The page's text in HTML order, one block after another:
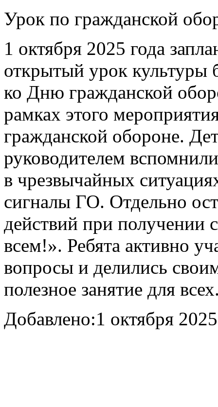
Урок по гражданской
1 октября 2025 года
открытый урок культуры
ко Дню гражданской
рамках этого
гражданской обороне.
руководителем
в чрезвычайных
сигналы ГО. Отдельно
действий при получении
всем!». Ребята активно
вопросы и делились
полезное занятие для
Добавлено:1 октября